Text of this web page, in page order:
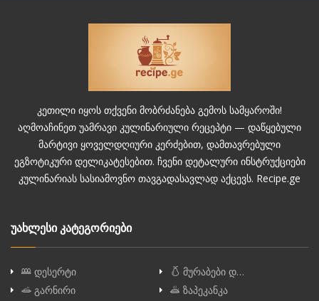
კეთილი იყოს თქვენი მობრძანება გემოს სამყაროში!
აღმოაჩინეთ უამრავი კულინარიული რეცეპტი — დაწყებული
მარტივი ყოველდღიური კერძებით, დამთავრებული
ეგზოტიკური დელიკატესებით. ჩვენი დეტალური ინსტრუქციები
კულინარიას სასიამოვნო თავგადასავლად აქცევს. Recipe.ge
უახლესი კატეგორიები
დესერტი
მურაბები დ…
გარნირი
ზაპეკანკა